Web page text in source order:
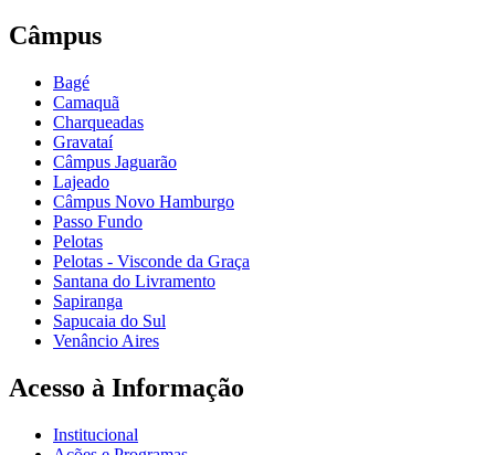
Câmpus
Bagé
Camaquã
Charqueadas
Gravataí
Câmpus Jaguarão
Lajeado
Câmpus Novo Hamburgo
Passo Fundo
Pelotas
Pelotas - Visconde da Graça
Santana do Livramento
Sapiranga
Sapucaia do Sul
Venâncio Aires
Acesso à Informação
Institucional